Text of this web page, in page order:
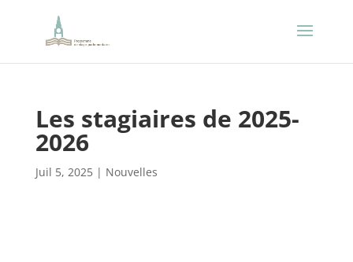
Les stagiaires de 2025-
2026
Juil 5, 2025| Nouvelles